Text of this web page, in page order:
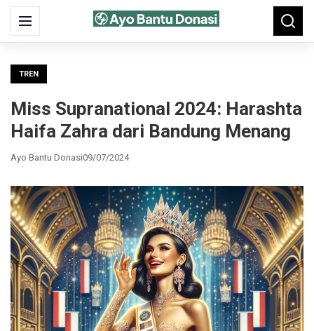
Menu
Search
for:
TREN
Miss Supranational 2024: Harashta
Haifa Zahra dari Bandung Menang
Ayo Bantu Donasi09/07/2024